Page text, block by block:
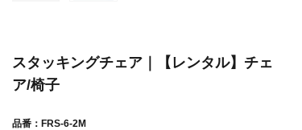
スタッキングチェア｜【レンタル】チェ
ア/椅子
品番：FRS-6-2M